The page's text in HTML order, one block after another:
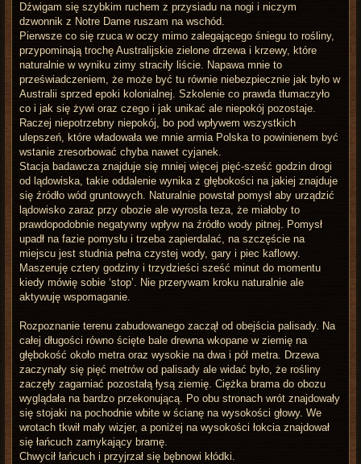
Dźwigam się szybkim ruchem z przysiadu na nogi i niczym
dzwonnik z Notre Dame ruszam na wschód.
Pierwsze co się rzuca w oczy mimo zalegającego śniegu to rośliny,
przypominają trochę Australijskie zielone drzewa i krzewy, które
naturalnie w wyniku zimy straciły liście. Napawa mnie to
przeświadczeniem, że może być tu równie niebezpiecznie jak było w
Australii sprzed epoki kolonialnej. Szkolenie co prawda tłumaczyło
co i jak się żywi oraz czego i jak unikać ale niepokój pozostaje.
Raczej niepotrzebny niepokój, bo pod wpływem wszystkich
ulepszeń, które władowała we mnie armia Polska to powinienem być
wstanie zresorbować chyba nawet cyjanek.
Stacja badawcza znajduje się mniej więcej pięć-sześć godzin drogi
od lądowiska, takie oddalenie wynika z głębokości na jakiej znajduje
się źródło wód gruntowych. Naturalnie powstał pomysł aby urządzić
lądowisko zaraz przy obozie ale wyrosła teza, że miałoby to
prawdopodobnie negatywny wpływ na źródło wody pitnej. Pomysł
upadł na fazie pomysłu i trzeba zapierdalać, na szczęście na
miejscu jest studnia pełna czystej wody, gary i piec kaflowy.
Maszeruję cztery godziny i trzydzieści sześć minut do momentu
kiedy mówię sobie ‘stop’. Nie przerywam kroku naturalnie ale
aktywuję wspomaganie.
Rozpoznanie terenu zabudowanego zaczął od obejścia palisady. Na
całej długości równo ścięte bale drewna wkopane w ziemię na
głębokość około metra oraz wysokie na dwa i pół metra. Drzewa
zaczynały się pięć metrów od palisady ale widać było, że rośliny
zaczęły zagarniać pozostałą łysą ziemię. Ciężka brama do obozu
wyglądała na bardzo przekonującą. Po obu stronach wrót znajdowały
się stojaki na pochodnie wbite w ścianę na wysokości głowy. We
wrotach tkwił mały wizjer, a poniżej na wysokości łokcia znajdował
się łańcuch zamykający bramę.
Chwycił łańcuch i przyjrzał się bębnowi kłódki.